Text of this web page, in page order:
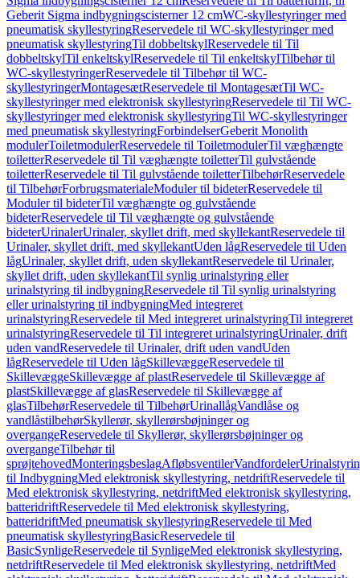
Geberit Sigma indbygningscisterner 12 cmWC-skyllestyringer med
pneumatisk skyllestyringReservedele til WC-skyllestyringer med
pneumatisk skyllestyringTil dobbeltskylReservedele til Til
dobbeltskylTil enkeltskylReservedele til Til enkeltskylTilbehør til
WC-skyllestyringerReservedele til Tilbehør til WC-
skyllestyringerMontagesætReservedele til MontagesætTil WC-
skyllestyringer med elektronisk skyllestyringReservedele til Til WC-
skyllestyringer med elektronisk skyllestyringTil WC-skyllestyringer
med pneumatisk skyllestyringForbindelserGeberit Monolith
modulerToiletmodulerReservedele til ToiletmodulerTil væghængte
toiletterReservedele til Til væghængte toiletterTil gulvstående
toiletterReservedele til Til gulvstående toiletterTilbehørReservedele
til TilbehørForbrugsmaterialeModuler til bideterReservedele til
Moduler til bideterTil væghængte og gulvstående
bideterReservedele til Til væghængte og gulvstående
bideterUrinalerUrinaler, skyllet drift, med skyllekantReservedele til
Urinaler, skyllet drift, med skyllekantUden lågReservedele til Uden
lågUrinaler, skyllet drift, uden skyllekantReservedele til Urinaler,
skyllet drift, uden skyllekantTil synlig urinalstyring eller
urinalstyring til indbygningReservedele til Til synlig urinalstyring
eller urinalstyring til indbygningMed integreret
urinalstyringReservedele til Med integreret urinalstyringTil integreret
urinalstyringReservedele til Til integreret urinalstyringUrinaler, drift
uden vandReservedele til Urinaler, drift uden vandUden
lågReservedele til Uden lågSkillevæggeReservedele til
SkillevæggeSkillevægge af plastReservedele til Skillevægge af
plastSkillevægge af glasReservedele til Skillevægge af
glasTilbehørReservedele til TilbehørUrinallågVandlåse og
vandlåstilbehørSkyllerør, skyllerørsbøjninger og
overgangeReservedele til Skyllerør, skyllerørsbøjninger og
overgangeTilbehør til
sprøjtehovedMonteringsbeslagAfløbsventilerVandfordeler
til IndbygningMed elektronisk skyllestyring, netdriftReservedele til
Med elektronisk skyllestyring, netdriftMed elektronisk skyllestyring,
batteridriftReservedele til Med elektronisk skyllestyring,
batteridriftMed pneumatisk skyllestyringReservedele til Med
pneumatisk skyllestyringBasicReservedele til
BasicSynligeReservedele til SynligeMed elektronisk skyllestyring,
netdriftReservedele til Med elektronisk skyllestyring, netdriftMed